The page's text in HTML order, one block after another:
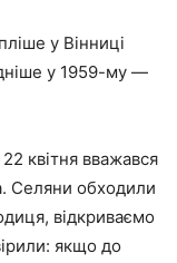
у Вінниці
у 1959-му —
квітня вважався
Селяни обходили
відкриваємо
якщо до